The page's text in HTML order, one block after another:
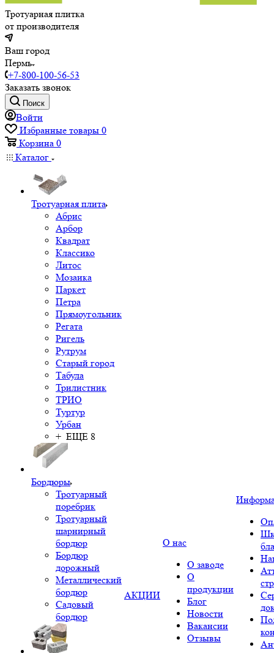
Тротуарная плитка
от производителя
Ваш город
Пермь
+7-800-100-56-53
Заказать звонок
Поиск
Войти
Избранные товары 0
Корзина 0
Каталог
Тротуарная плита
Абрис
Арбор
Квадрат
Классико
Литос
Мозаика
Паркет
Петра
Прямоугольник
Регата
Ригель
Рутрум
Старый город
Табула
Трилистник
ТРИО
Туртур
Урбан
+ ЕЩЕ 8
Бордюры
Тротуарный
поребрик
Тротуарный
шарнирный
бордюр
Бордюр
дорожный
Металлический
бордюр
Садовый
бордюр
АКЦИИ
О нас
О заводе
О
продукции
Блог
Новости
Вакансии
Отзывы